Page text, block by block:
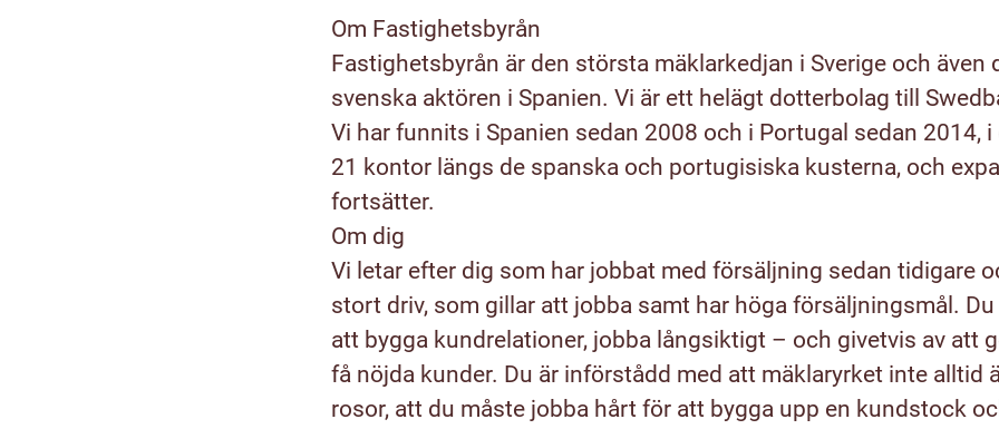
Om Fastighetsbyrån
Fastighetsbyrån är den största mäklarkedjan i Sverige och även
svenska aktören i Spanien. Vi är ett helägt dotterbolag till
Vi har funnits i Spanien sedan 2008 och i Portugal sedan 2014,
21 kontor längs de spanska och portugisiska kusterna, och
fortsätter.
Om dig
Vi letar efter dig som har jobbat med försäljning sedan tidigare
stort driv, som gillar att jobba samt har höga försäljningsmål.
att bygga kundrelationer, jobba långsiktigt – och givetvis av att
få nöjda kunder. Du är införstådd med att mäklaryrket inte alltid
rosor, att du måste jobba hårt för att bygga upp en kundstock